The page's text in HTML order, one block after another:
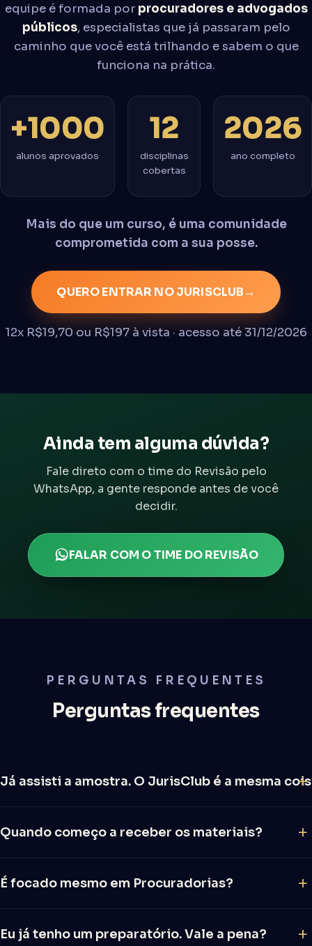
equipe é formada por procuradores e advogados
públicos, especialistas que já passaram pelo
caminho que você está trilhando e sabem o que
funciona na prática.
+1000
alunos aprovados
12
disciplinas
cobertas
2026
ano completo
Mais do que um curso, é uma comunidade
comprometida com a sua posse.
QUERO ENTRAR NO JURISCLUB→
12x R$19,70 ou R$197 à vista · acesso até 31/12/2026
Ainda tem alguma dúvida?
Fale direto com o time do Revisão pelo
WhatsApp, a gente responde antes de você
decidir.
FALAR COM O TIME DO REVISÃO
PERGUNTAS FREQUENTES
Perguntas frequentes
Já assisti a amostra. O JurisClub é a mesma
completo das 12 disciplinas, atualizado mês a mês
Quando começo a receber os materiais?
200 questões e cronograma) você recebe
É focado mesmo em Procuradorias?
julgados com mais chance de cair nas provas de
Eu já tenho um preparatório. Vale a pena?